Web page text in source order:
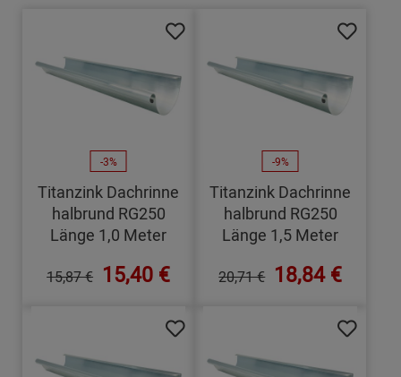
-3%
Titanzink Dachrinne
halbrund RG250
Länge 1,0 Meter
15,87 € 15,40 €
-9%
Titanzink Dachrinne
halbrund RG250
Länge 1,5 Meter
20,71 € 18,84 €